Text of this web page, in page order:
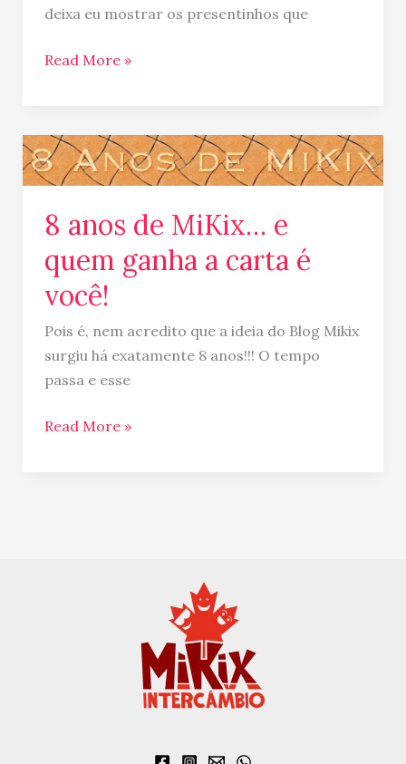
deixa eu mostrar os presentinhos que
Read More »
8 anos de MiKix… e
quem ganha a carta é
você!
Pois é, nem acredito que a ideia do Blog Mikix
surgiu há exatamente 8 anos!!! O tempo
passa e esse
8
anos
MiKix…
quem
ganha
carta
é
você!
Read More »